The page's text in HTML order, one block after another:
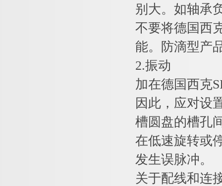
别大。如轴承
不要将德国西
能。防滴型产
2.振动
加在德国西克
因此，应对设
槽圆盘的槽孔
在低速旋转或
发生误脉冲。
关于配线和连